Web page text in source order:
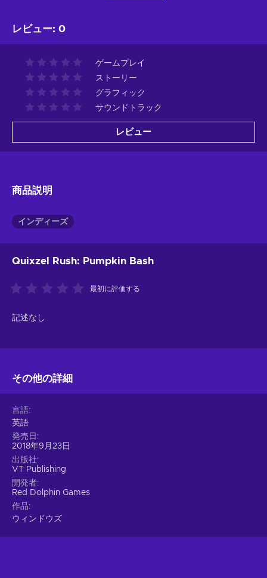
レビュー: 0
ゲームプレイ
ストーリー
グラフィック
サウンドトラック
レビュー
商品説明
インディーズ
Quixzel Rush: Pumpkin Bash
最初に評価する
記述なし
その他の詳細
言語
英語
発売日
2018年9月23日
出版社
VT Publishing
開発者
Red Dolphin Games
作品
ウィンドウズ